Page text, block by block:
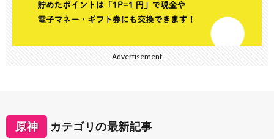
Advertisement
原神 カテゴリの最新記事